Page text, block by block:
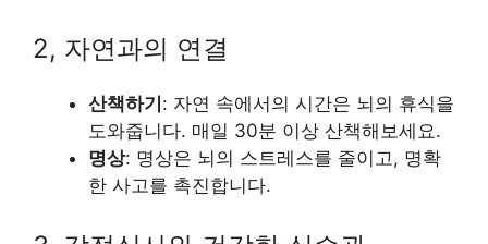
2, 자연과의 연결
산책하기: 자연 속에서의 시간은 뇌의 휴식을
도와줍니다. 매일 30분 이상 산책해보세요.
명상: 명상은 뇌의 스트레스를 줄이고, 명확
한 사고를 촉진합니다.